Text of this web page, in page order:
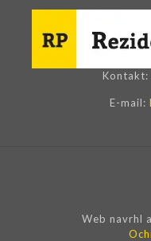
Kontakt:
E-mail:
Web navrhl